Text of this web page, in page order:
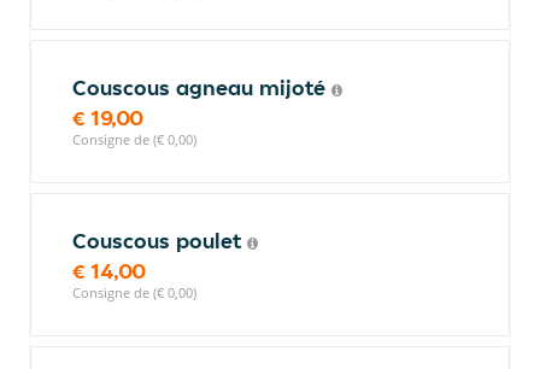
Couscous agneau mijoté
€ 19,00
Consigne de (€ 0,00)
Couscous poulet
€ 14,00
Consigne de (€ 0,00)